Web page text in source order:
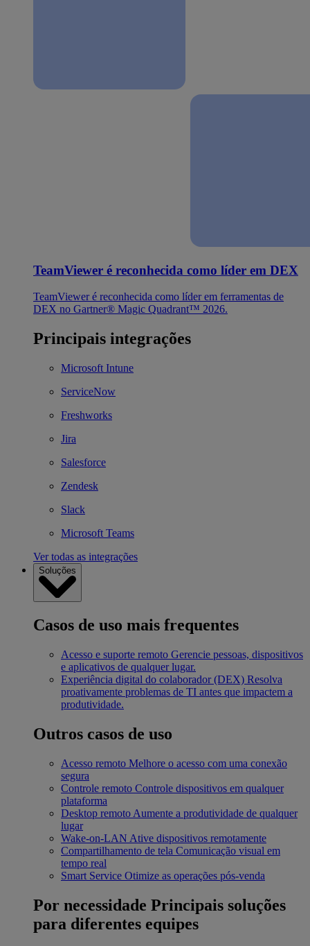
TeamViewer é reconhecida como líder em DEX
TeamViewer é reconhecida como líder em ferramentas de
DEX no Gartner® Magic Quadrant™ 2026.
Principais integrações
Microsoft Intune
ServiceNow
Freshworks
Jira
Salesforce
Zendesk
Slack
Microsoft Teams
Ver todas as integrações
Soluções
Casos de uso mais frequentes
Acesso e suporte remoto Gerencie pessoas, dispositivos
e aplicativos de qualquer lugar.
Experiência digital do colaborador (DEX) Resolva
proativamente problemas de TI antes que impactem a
produtividade.
Outros casos de uso
Acesso remoto Melhore o acesso com uma conexão
segura
Controle remoto Controle dispositivos em qualquer
plataforma
Desktop remoto Aumente a produtividade de qualquer
lugar
Wake-on-LAN Ative dispositivos remotamente
Compartilhamento de tela Comunicação visual em
tempo real
Smart Service Otimize as operações pós-venda
Por necessidade Principais soluções
para diferentes equipes